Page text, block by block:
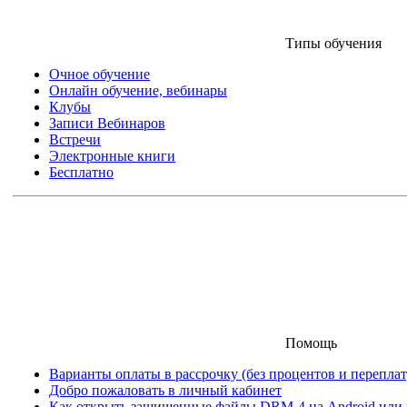
Типы обучения
Очное обучение
Онлайн обучение, вебинары
Клубы
Записи Вебинаров
Встречи
Электронные книги
Бесплатно
Помощь
Варианты оплаты в рассрочку (без процентов и
Добро пожаловать в личный кабинет